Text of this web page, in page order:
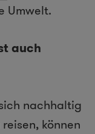
Umwelt.
auch
nachhaltig
können